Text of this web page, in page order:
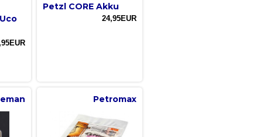
Petzl CORE Akku
24,95EUR
Petromax